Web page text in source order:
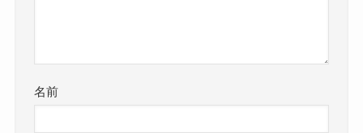
名前